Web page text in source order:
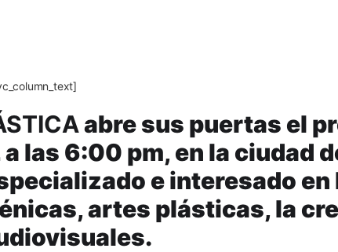
abre sus puertas el
las 6:00 pm, en la ciudad
e interesado
artes plásticas, la